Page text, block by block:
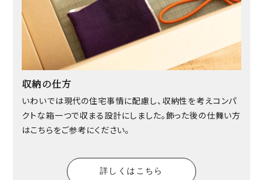
収納の仕方
いわいでは現代の住宅事情に配慮し、収納性を考えコンパ
クトな箱一つで収まる設計にしました。飾った後の仕舞い方
はこちらをご参考にください。
詳しくはこちら